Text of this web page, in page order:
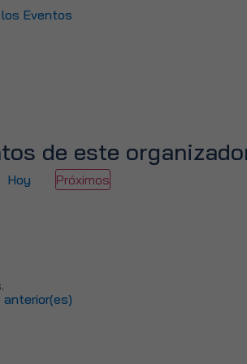
Eventos
de este
Hoy
Próximos
anterior(es)